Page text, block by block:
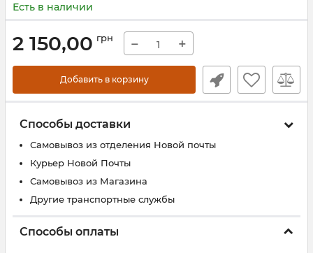
Есть в наличии
2 150,00 грн − +
Добавить в корзину
Способы доставки
Самовывоз из отделения Новой почты
Курьер Новой Почты
Самовывоз из Магазина
Другие транспортные службы
Способы оплаты